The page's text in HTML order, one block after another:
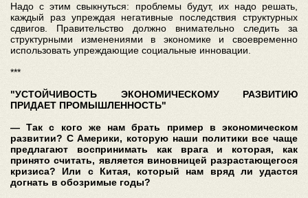
Надо с этим свыкнуться: проблемы будут, их надо решать,
каждый раз упреждая негативные последствия структурных
сдвигов. Правительство должно внимательно следить за
структурными изменениями в экономике и своевременно
использовать упреждающие социальные инновации.
***
"УСТОЙЧИВОСТЬ ЭКОНОМИЧЕСКОМУ РАЗВИТИЮ
ПРИДАЕТ ПРОМЫШЛЕННОСТЬ"
— Так с кого же нам брать пример в экономическом
развитии? С Америки, которую наши политики все чаще
предлагают воспринимать как врага и которая, как
принято считать, является виновницей разрастающегося
кризиса? Или с Китая, который нам вряд ли удастся
догнать в обозримые годы?